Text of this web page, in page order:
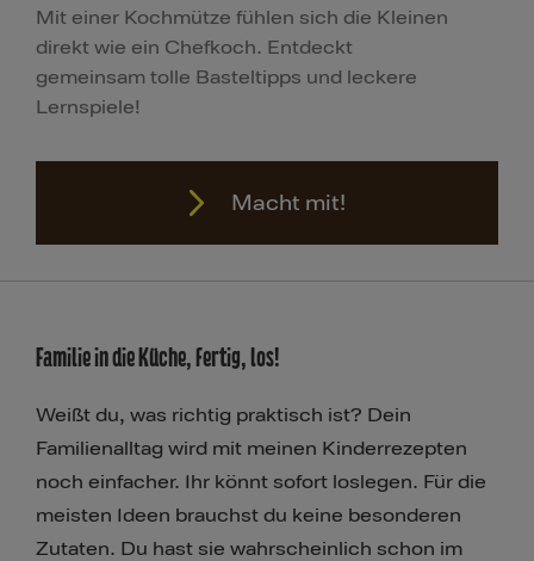
Mit einer Kochmütze fühlen sich die Kleinen
direkt wie ein Chefkoch. Entdeckt
gemeinsam tolle Basteltipps und leckere
Lernspiele!
Macht mit!
Macht mit!
Familie in die Küche, fertig, los!
Weißt du, was richtig praktisch ist? Dein
Familienalltag wird mit meinen Kinderrezepten
noch einfacher. Ihr könnt sofort loslegen. Für die
meisten Ideen brauchst du keine besonderen
Zutaten. Du hast sie wahrscheinlich schon im